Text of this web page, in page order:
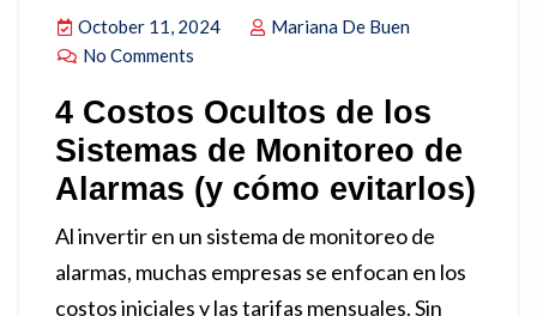
October 11, 2024
Mariana De Buen
No Comments
4 Costos Ocultos de los
Sistemas de Monitoreo de
Alarmas (y cómo evitarlos)
Al invertir en un sistema de monitoreo de
alarmas, muchas empresas se enfocan en los
costos iniciales y las tarifas mensuales. Sin